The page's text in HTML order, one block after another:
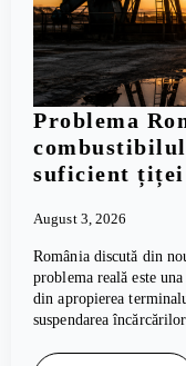
Problema
suficient țiței
August 3, 2026
România discută din
problema reală este
din apropierea
suspendarea